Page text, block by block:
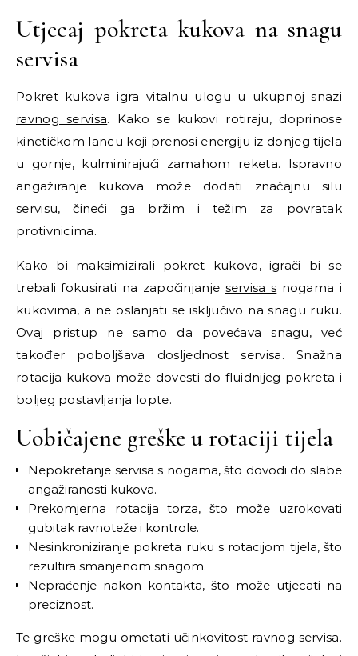
Utjecaj pokreta kukova na snagu
servisa
Pokret kukova igra vitalnu ulogu u ukupnoj snazi
ravnog servisa. Kako se kukovi rotiraju, doprinose
kinetičkom lancu koji prenosi energiju iz donjeg tijela
u gornje, kulminirajući zamahom reketa. Ispravno
angažiranje kukova može dodati značajnu silu
servisu, čineći ga bržim i težim za povratak
protivnicima.
Kako bi maksimizirali pokret kukova, igrači bi se
trebali fokusirati na započinjanje servisa s nogama i
kukovima, a ne oslanjati se isključivo na snagu ruku.
Ovaj pristup ne samo da povećava snagu, već
također poboljšava dosljednost servisa. Snažna
rotacija kukova može dovesti do fluidnijeg pokreta i
boljeg postavljanja lopte.
Uobičajene greške u rotaciji tijela
Nepokretanje servisa s nogama, što dovodi do slabe
angažiranosti kukova.
Prekomjerna rotacija torza, što može uzrokovati
gubitak ravnoteže i kontrole.
Nesinkroniziranje pokreta ruku s rotacijom tijela, što
rezultira smanjenom snagom.
Nepraćenje nakon kontakta, što može utjecati na
preciznost.
Te greške mogu ometati učinkovitost ravnog servisa.